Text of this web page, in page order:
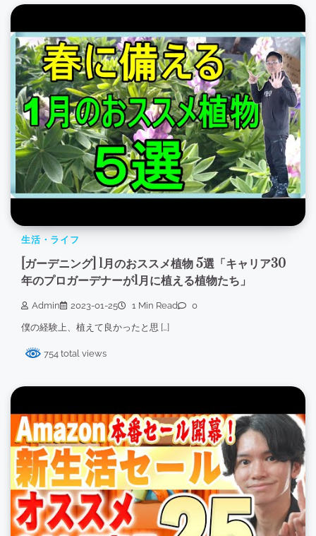
生活・ライフ
[ガーデニング] 1月のおススメ植物 5選「キャリア30
年のプロガーデナーが1月に植える植物たち」
Admin 2023-01-25 1 Min Read 0
僕の経験上、植えて良かったと思 […]
754 total views